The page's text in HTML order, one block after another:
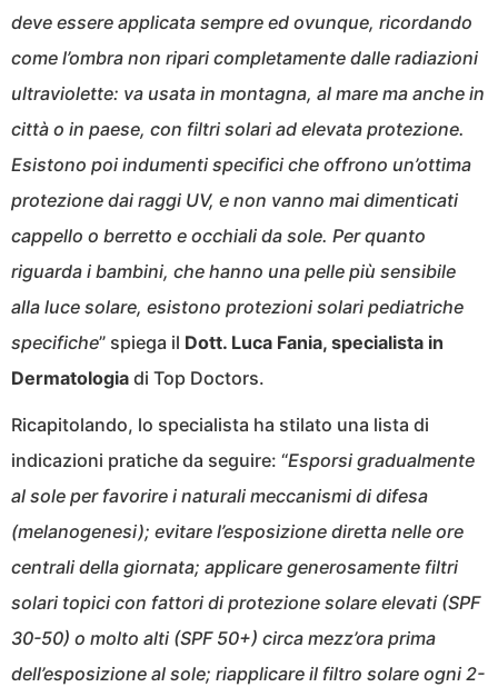
deve essere applicata sempre ed ovunque, ricordando
come l’ombra non ripari completamente dalle radiazioni
ultraviolette: va usata in montagna, al mare ma anche in
città o in paese, con filtri solari ad elevata protezione.
Esistono poi indumenti specifici che offrono un’ottima
protezione dai raggi UV, e non vanno mai dimenticati
cappello o berretto e occhiali da sole. Per quanto
riguarda i bambini, che hanno una pelle più sensibile
alla luce solare, esistono protezioni solari pediatriche
specifiche” spiega il Dott. Luca Fania, specialista in
Dermatologia di Top Doctors.
Ricapitolando, lo specialista ha stilato una lista di
indicazioni pratiche da seguire: “Esporsi gradualmente
al sole per favorire i naturali meccanismi di difesa
(melanogenesi); evitare l’esposizione diretta nelle ore
centrali della giornata; applicare generosamente filtri
solari topici con fattori di protezione solare elevati (SPF
30-50) o molto alti (SPF 50+) circa mezz’ora prima
dell’esposizione al sole; riapplicare il filtro solare ogni 2-